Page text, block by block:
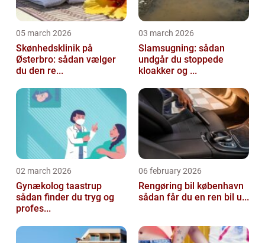
05 march 2026
Skønhedsklinik på
Østerbro: sådan vælger
du den re...
03 march 2026
Slamsugning: sådan
undgår du stoppede
kloakker og ...
02 march 2026
Gynækolog taastrup
sådan finder du tryg og
profes...
06 february 2026
Rengøring bil københavn
sådan får du en ren bil u...